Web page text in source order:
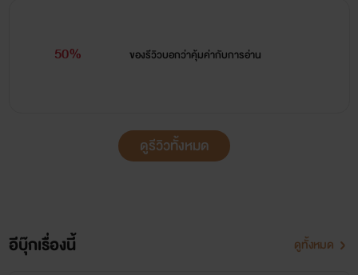
image: Rene Grincourt
พระเอก: แบล็ค ศิวนันท์ คาเตอร์
อายุ: 28 ปี
50% ของรีวิวบอกว่าคุ้มค่ากับการอ่าน
ดูรีวิวทั้งหมด
อีบุ๊กเรื่องนี้ ดูทั้งหมด